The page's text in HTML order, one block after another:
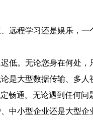
远程学习还是娱乐，
。无论您身在何处
大型数据传输、多
通。无论遇到任何问
中小型企业还是大型企